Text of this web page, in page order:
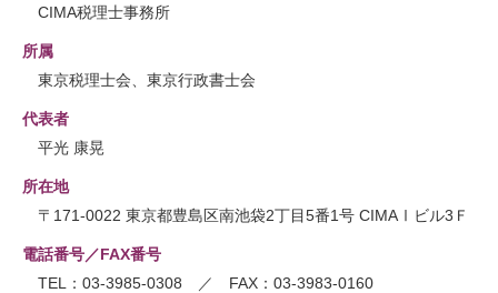
CIMA税理士事務所
所属
東京税理士会、東京行政書士会
代表者
平光 康晃
所在地
〒171-0022 東京都豊島区南池袋2丁目5番1号 CIMAⅠビル3Ｆ
電話番号／FAX番号
TEL：03-3985-0308 ／ FAX：03-3983-0160